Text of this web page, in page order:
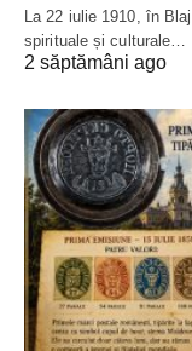
La 22 iulie 1910, în
spirituale și culturale…
2 săptămâni ago